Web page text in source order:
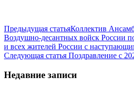
Предыдущая статьяКоллектив
Воздушно-десантных войск России
и всех жителей России с
Следующая статья Поздравление с
Недавние записи